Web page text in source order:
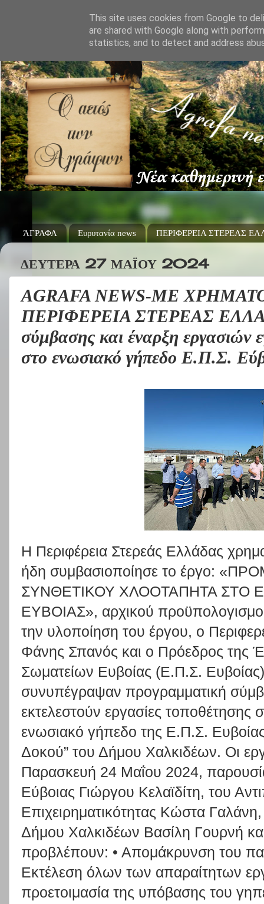
ΆΓΡΑΦΑ Ευρυτανία news ΠΕΡΙΦΕΡΕΙΑ ΣΤΕΡΕΑΣ
ΔΕΥΤΈΡΑ 27 ΜΑΪ́ΟΥ 2024
AGRAFA NEWS-ΜΕ
ΠΕΡΙΦΕΡΕΙΑ ΣΤΕΡΕΑΣ
σύμβασης και έναρξη εργασιών
στο ενωσιακό γήπεδο Ε.Π.Σ.
Η Περιφέρεια Στερεάς Ελλάδας
ήδη συμβασιοποίησε το έργο:
ΣΥΝΘΕΤΙΚΟΥ ΧΛΟΟΤΑΠΗΤΑ ΣΤΟ
ΕΥΒΟΙΑΣ», αρχικού
την υλοποίηση του έργου, ο
Φάνης Σπανός και ο Πρόεδρος της
Σωματείων Ευβοίας (Ε.Π.Σ.
συνυπέγραψαν προγραμματική
εκτελεστούν εργασίες τοποθέτησης
ενωσιακό γήπεδο της Ε.Π.Σ.
Δοκού” του Δήμου Χαλκιδέων. Οι
Παρασκευή 24 Μαΐου 2024,
Εύβοιας Γιώργου Κελαϊδίτη, του
Επιχειρηματικότητας Κώστα
Δήμου Χαλκιδέων Βασίλη Γουρνή
προβλέπουν: • Απομάκρυνση του
Εκτέλεση όλων των απαραίτητων
προετοιμασία της υπόβασης του
This site uses cookies from Google to
are shared with Google along with
statistics, and to detect and address